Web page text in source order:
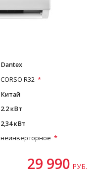
Dantex
CORSO R32
Китай
2.2 кВт
2,34 кВт
неинверторное
29 990 РУБ.